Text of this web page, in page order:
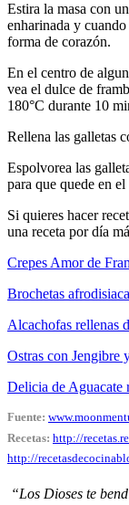
Estira la masa con
enharinada y
forma de corazón.
En el centro de
vea el dulce de
180°C durante 10
Rellena las galletas
Espolvorea las
para que quede en
Si quieres hacer
una receta por día
Crepes Amor de
Brochetas
Alcachofas rellenas
Ostras con Jengibre
Delicia de Aguacate
Fuente:
Recetas: http://
http://
“Los Dioses te